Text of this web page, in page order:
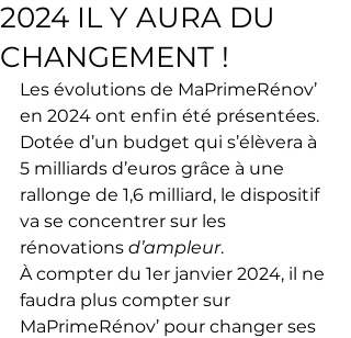
2024 IL Y AURA DU
CHANGEMENT !
Les évolutions de MaPrimeRénov’
en 2024 ont enfin été présentées.
Dotée d’un budget qui s’élèvera à
5 milliards d’euros grâce à une
rallonge de 1,6 milliard, le dispositif
va se concentrer sur les
rénovations d’ampleur.
À compter du 1er janvier 2024, il ne
faudra plus compter sur
MaPrimeRénov’ pour changer ses